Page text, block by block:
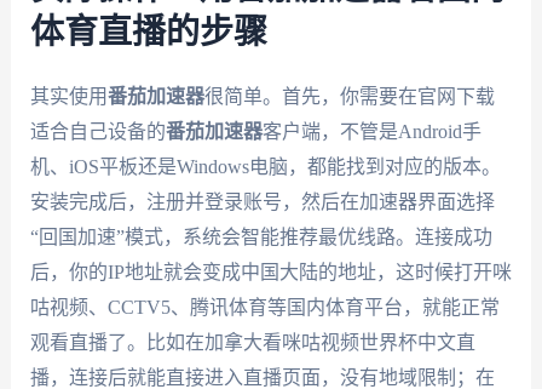
体育直播的步骤
其实使用番茄加速器很简单。首先，你需要在官网下载
适合自己设备的番茄加速器客户端，不管是Android手
机、iOS平板还是Windows电脑，都能找到对应的版本。
安装完成后，注册并登录账号，然后在加速器界面选择
“回国加速”模式，系统会智能推荐最优线路。连接成功
后，你的IP地址就会变成中国大陆的地址，这时候打开咪
咕视频、CCTV5、腾讯体育等国内体育平台，就能正常
观看直播了。比如在加拿大看咪咕视频世界杯中文直
播，连接后就能直接进入直播页面，没有地域限制；在